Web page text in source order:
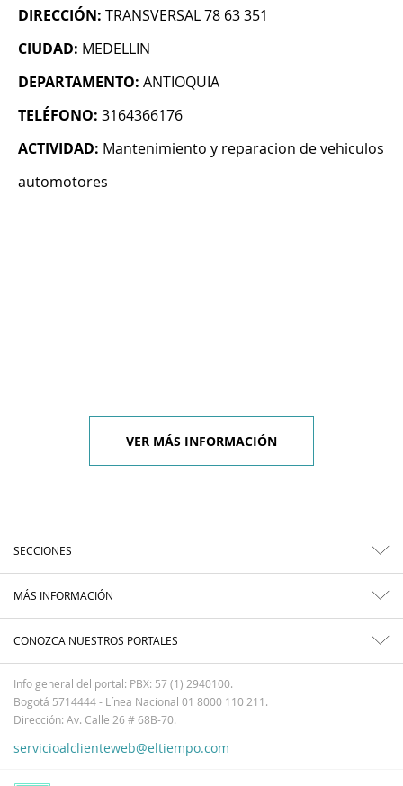
DIRECCIÓN: TRANSVERSAL 78 63 351
CIUDAD: MEDELLIN
DEPARTAMENTO: ANTIOQUIA
TELÉFONO: 3164366176
ACTIVIDAD: Mantenimiento y reparacion de vehiculos
automotores
VER MÁS INFORMACIÓN
SECCIONES
MÁS INFORMACIÓN
CONOZCA NUESTROS PORTALES
Info general del portal: PBX: 57 (1) 2940100.
Bogotá 5714444 - Línea Nacional 01 8000 110 211.
Dirección: Av. Calle 26 # 68B-70.
servicioalclienteweb@eltiempo.com